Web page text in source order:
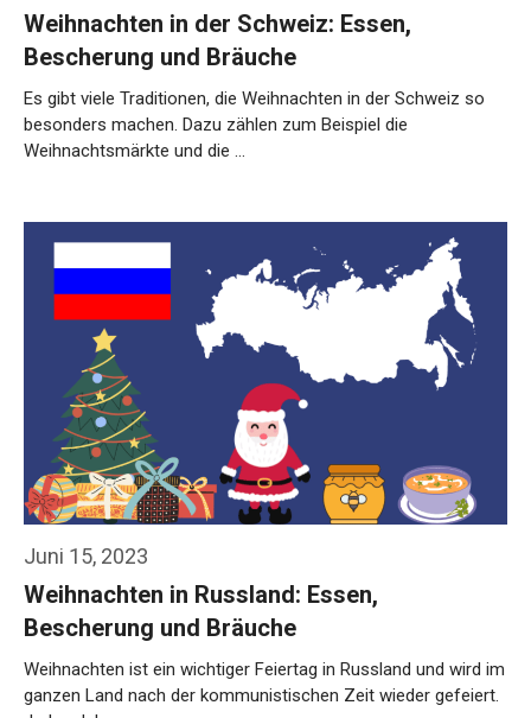
Weihnachten in der Schweiz: Essen,
Bescherung und Bräuche
Es gibt viele Traditionen, die Weihnachten in der Schweiz so
besonders machen. Dazu zählen zum Beispiel die
Weihnachtsmärkte und die …
Juni 15, 2023
Weihnachten in Russland: Essen,
Bescherung und Bräuche
Weihnachten ist ein wichtiger Feiertag in Russland und wird im
ganzen Land nach der kommunistischen Zeit wieder gefeiert.